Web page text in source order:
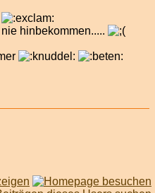
hinbekommen.....